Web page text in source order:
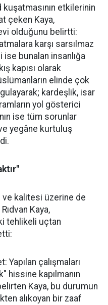
etkilerinin
çeken Kaya,
olduğunu belirtti:
karşı sarsılmaz
bunalan insanlığa
kapısı olarak
elinde çok
kardeşlik, isar
yol gösterici
ise tüm sorunlar
yegâne kurtuluş
kalitesi üzerine de
Kaya,
tehlikeli uçtan
çalışmaları
hissine kapılmanın
Kaya, bu durumun
alıkoyan bir zaaf